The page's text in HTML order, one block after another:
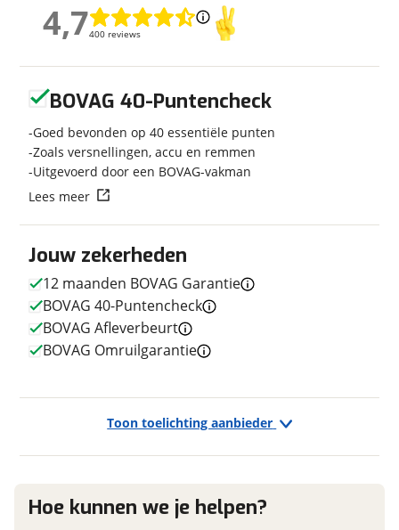
Frametype
Dames
Framehoogte
48 cm
Techniek
Transmissie
Aantal versnellingen
7
Kleur
E-bike
Prijs
€ 995,-
Toon toelichting aanbieder
4,7400 reviews
4,7
E-mailadres
Telefoonnummer (optioneel)
Vraag mijn reservering aan
goed mogelijk bij de aanbieder te brengen. Lees hier meer
Jouw zekerheden
12 maanden BOVAG Garantie
BOVAG 40-Puntencheck
BOVAG Afleverbeurt
BOVAG Omruilgarantie
BOVAG 40-Puntencheck
Goed bevonden op 40 essentiële punten
Zoals versnellingen, accu en remmen
Uitgevoerd door een BOVAG-vakman
Lees meer
Hoe kunnen we je helpen?